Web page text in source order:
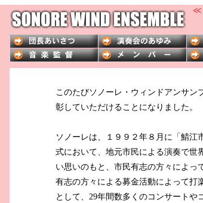
このたびソノーレ・ウィンドアンサン
彰していただけることになりました。
ソノーレは、１９９２年８月に「鯖
式において、地元市民による演奏で世
い思いのもと、市民有志の方々によっ
有志の方々による募金活動によって打
として、29年間数多くのコンサート